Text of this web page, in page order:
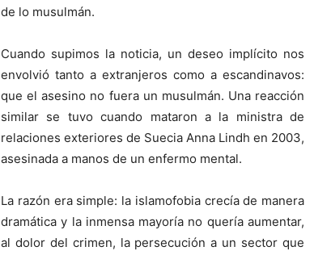
de lo musulmán.
Cuando supimos la noticia, un deseo implícito nos
envolvió tanto a extranjeros como a escandinavos:
que el asesino no fuera un musulmán. Una reacción
similar se tuvo cuando mataron a la ministra de
relaciones exteriores de Suecia Anna Lindh en 2003,
asesinada a manos de un enfermo mental.
La razón era simple: la islamofobia crecía de manera
dramática y la inmensa mayoría no quería aumentar,
al dolor del crimen, la persecución a un sector que